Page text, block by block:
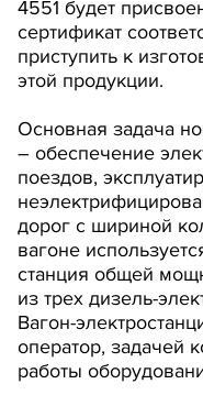
4551 будет
сертификат
приступить к
этой продукции.
Основная задача
– обеспечение
поездов,
дорог с шириной
вагоне
станция общей
из трех дизель-
Вагон-
оператор, задачей
работы